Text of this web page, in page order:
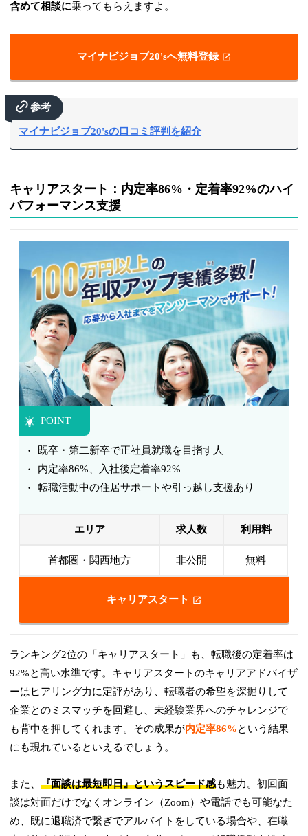
含めて相談に乗ってもらえますよ。
マイナビジョブ20'sへ無料登録
参考
マイナビジョブ20'sの口コミ評判を紹介
キャリアスタート：内定率86%・定着率92%のハイ
パフォーマンス支援
POINT
既卒・第二新卒で正社員就職を目指す人
内定率86%、入社後定着率92%
転職活動中の住居サポートや引っ越し支援あり
エリア 求人数 利用料
首都圏・関西地方 非公開 無料
キャリアスタート
ランキング2位の「キャリアスタート」も、転職後の定着率は
92%と高い水準です。キャリアスタートのキャリアアドバイザ
ーはヒアリング力に定評があり、転職者の希望を深掘りして
企業とのミスマッチを回避し、未経験業界へのチャレンジで
も背中を押してくれます。その成果が内定率86%という結果
にも現れているといえるでしょう。
また、『面談は最短即日』というスピード感も魅力。初回面
談は対面だけでなくオンライン（Zoom）や電話でも可能なた
め、既に退職済で繋ぎでアルバイトをしている場合や、在職